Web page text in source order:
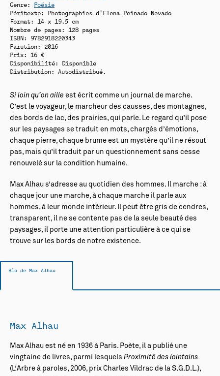
Genre: Poésie
Péritexte: Photographies d'Elena Peinado Nevado
Format: 14 x 19.5 cm
Nombre de pages: 128 pages
ISBN: 9782918220343
Parution: 2016
Prix: 16 €
Disponibilité:
Disponible
Distribution: Autodistribué.
Si loin qu’on aille est écrit comme un journal de marche.
C’est le voyageur, le marcheur des causses, des montagnes,
des bords de lac, des prairies, qui parle. Le regard qu’il pose
sur les paysages se traduit en mots, chargés d’émotions,
chaque pierre, chaque brume est un mystère qu’il ne résout
pas, mais qu’il traduit par un questionnement sans cesse
renouvelé sur la condition humaine.
Max Alhau s’adresse au quotidien des hommes. Il marche : à
chaque jour une marche, à chaque marche il parle aux
hommes, à leur monde intérieur. Il peut être gris de cendres,
transparent, il ne se contente pas de la seule beauté des
paysages, il porte une attention particulière à ce qui se
trouve sur les bords de notre existence.
Bio de Max Alhau
Max Alhau
Max Alhau est né en 1936 à Paris. Poète, il a publié une
vingtaine de livres, parmi lesquels Proximité des lointains
(L’Arbre à paroles, 2006, prix Charles Vildrac de la S.G.D.L.),